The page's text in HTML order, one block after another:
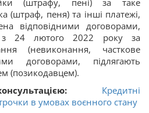
(штрафу, пені) за таке
(штраф, пеня) та інші платежі,
відповідними договорами,
з 24 лютого 2022 року за
(невиконання, часткове
договорами, підлягають
(позикодавцем).
Кредитні
в умовах воєнного стану